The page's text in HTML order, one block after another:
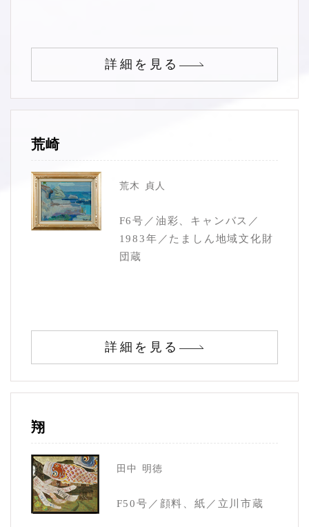
詳細を見る
荒崎
荒木 貞人
F6号／油彩、キャンバス／
1983年／たましん地域文化財
団蔵
詳細を見る
翔
田中 明徳
F50号／顔料、紙／立川市蔵